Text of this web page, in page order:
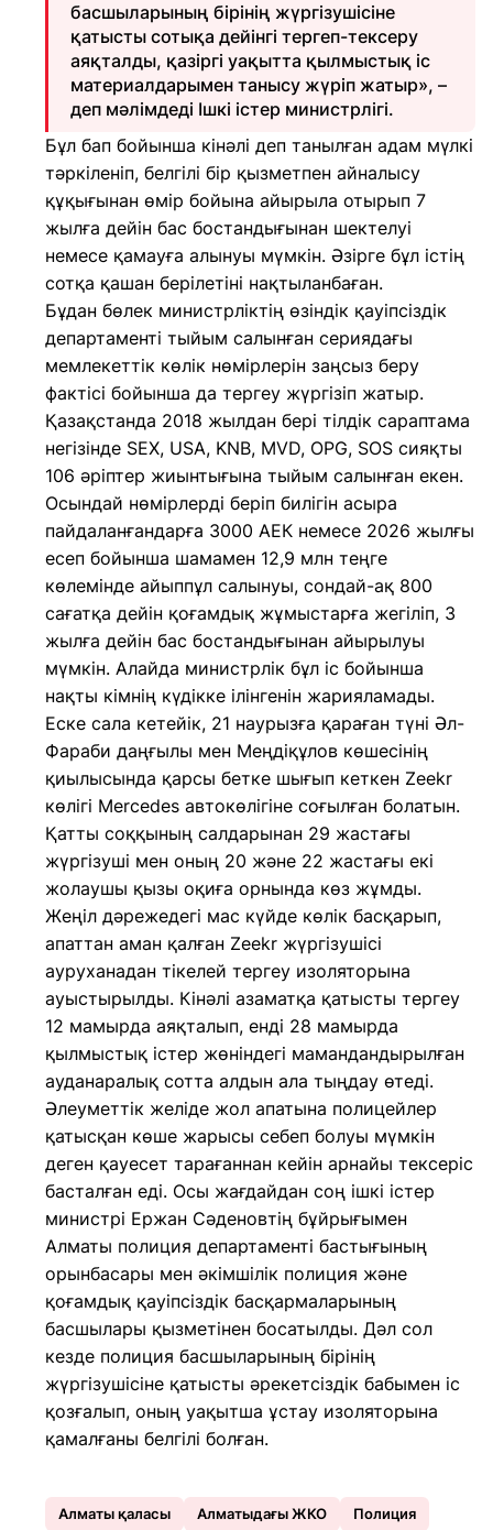
басшыларының бірінің жүргізушісіне
қатысты сотықа дейінгі тергеп-тексеру
аяқталды, қазіргі уақытта қылмыстық іс
материалдарымен танысу жүріп жатыр», –
деп мәлімдеді Ішкі істер министрлігі.
Бұл бап бойынша кінәлі деп танылған адам мүлкі
тәркіленіп, белгілі бір қызметпен айналысу
құқығынан өмір бойына айырыла отырып 7
жылға дейін бас бостандығынан шектелуі
немесе қамауға алынуы мүмкін. Әзірге бұл істің
сотқа қашан берілетіні нақтыланбаған.
Бұдан бөлек министрліктің өзіндік қауіпсіздік
департаменті тыйым салынған сериядағы
мемлекеттік көлік нөмірлерін заңсыз беру
фактісі бойынша да тергеу жүргізіп жатыр.
Қазақстанда 2018 жылдан бері тілдік сараптама
негізінде SEX, USA, KNB, MVD, OPG, SOS сияқты
106 әріптер жиынтығына тыйым салынған екен.
Осындай нөмірлерді беріп билігін асыра
пайдаланғандарға 3000 АЕК немесе 2026 жылғы
есеп бойынша шамамен 12,9 млн теңге
көлемінде айыппұл салынуы, сондай-ақ 800
сағатқа дейін қоғамдық жұмыстарға жегіліп, 3
жылға дейін бас бостандығынан айырылуы
мүмкін. Алайда министрлік бұл іс бойынша
нақты кімнің күдікке ілінгенін жарияламады.
Еске сала кетейік, 21 наурызға қараған түні Әл-
Фараби даңғылы мен Меңдіқұлов көшесінің
қиылысында қарсы бетке шығып кеткен Zeekr
көлігі Mercedes автокөлігіне соғылған болатын.
Қатты соққының салдарынан 29 жастағы
жүргізуші мен оның 20 және 22 жастағы екі
жолаушы қызы оқиға орнында көз жұмды.
Жеңіл дәрежедегі мас күйде көлік басқарып,
апаттан аман қалған Zeekr жүргізушісі
ауруханадан тікелей тергеу изоляторына
ауыстырылды. Кінәлі азаматқа қатысты тергеу
12 мамырда аяқталып, енді 28 мамырда
қылмыстық істер жөніндегі мамандандырылған
ауданаралық сотта алдын ала тыңдау өтеді.
Әлеуметтік желіде жол апатына полицейлер
қатысқан көше жарысы себеп болуы мүмкін
деген қауесет тарағаннан кейін арнайы тексеріс
басталған еді. Осы жағдайдан соң ішкі істер
министрі Ержан Сәденовтің бұйрығымен
Алматы полиция департаменті бастығының
орынбасары мен әкімшілік полиция және
қоғамдық қауіпсіздік басқармаларының
басшылары қызметінен босатылды. Дәл сол
кезде полиция басшыларының бірінің
жүргізушісіне қатысты әрекетсіздік бабымен іс
қозғалып, оның уақытша ұстау изоляторына
қамалғаны белгілі болған.
Алматы қаласы Алматыдағы ЖКО
Полиция